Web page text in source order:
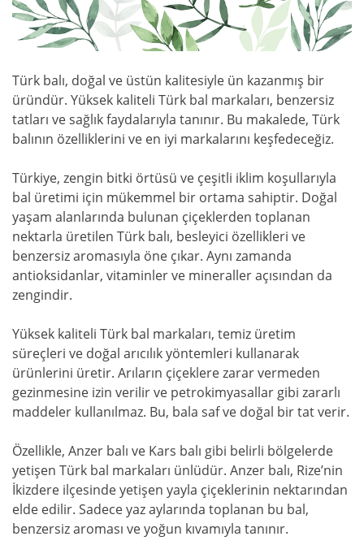
Türk balı, doğal ve üstün kalitesiyle ün kazanmış bir
üründür. Yüksek kaliteli Türk bal markaları, benzersiz
tatları ve sağlık faydalarıyla tanınır. Bu makalede, Türk
balının özelliklerini ve en iyi markalarını keşfedeceğiz.
Türkiye, zengin bitki örtüsü ve çeşitli iklim koşullarıyla
bal üretimi için mükemmel bir ortama sahiptir. Doğal
yaşam alanlarında bulunan çiçeklerden toplanan
nektarla üretilen Türk balı, besleyici özellikleri ve
benzersiz aromasıyla öne çıkar. Aynı zamanda
antioksidanlar, vitaminler ve mineraller açısından da
zengindir.
Yüksek kaliteli Türk bal markaları, temiz üretim
süreçleri ve doğal arıcılık yöntemleri kullanarak
ürünlerini üretir. Arıların çiçeklere zarar vermeden
gezinmesine izin verilir ve petrokimyasallar gibi zararlı
maddeler kullanılmaz. Bu, bala saf ve doğal bir tat verir.
Özellikle, Anzer balı ve Kars balı gibi belirli bölgelerde
yetişen Türk bal markaları ünlüdür. Anzer balı, Rize’nin
İkizdere ilçesinde yetişen yayla çiçeklerinin nektarından
elde edilir. Sadece yaz aylarında toplanan bu bal,
benzersiz aroması ve yoğun kıvamıyla tanınır.